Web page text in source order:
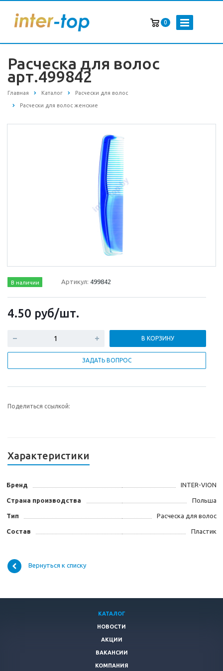
0
Расческа для волос
арт.499842
Главная Каталог Расчески для волос
Расчески для волос женские
В наличии Артикул: 499842
4.50 руб/шт.
В КОРЗИНУ
ЗАДАТЬ ВОПРОС
Поделиться ссылкой:
Характеристики
Бренд INTER-VION
Страна производства Польша
Тип Расческа для волос
Состав Пластик
Вернуться к списку
КАТАЛОГ
НОВОСТИ
АКЦИИ
ВАКАНСИИ
КОМПАНИЯ